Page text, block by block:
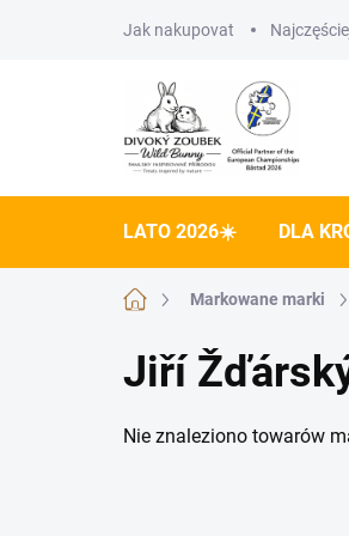
Jak nakupovat
LATO 2026☀️ DLA
Home Markowane marki
Jiří
Nie znaleziono towarów